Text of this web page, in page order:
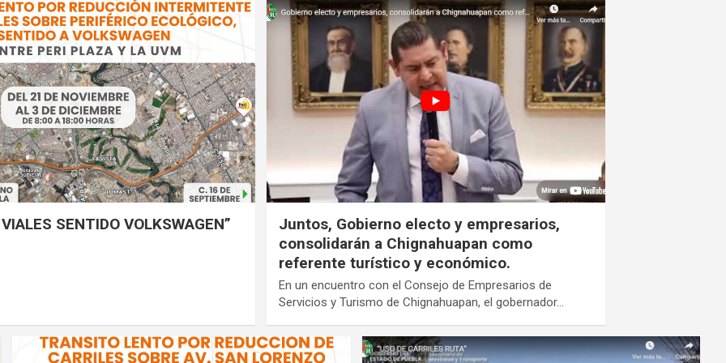
SENTIDO VOLKSWAGEN”
Juntos, Gobierno electo y empresarios,
consolidarán a Chignahuapan como
referente turístico y económico.
En un encuentro con el Consejo de Empresarios de
Servicios y Turismo de Chignahuapan, el gobernador…